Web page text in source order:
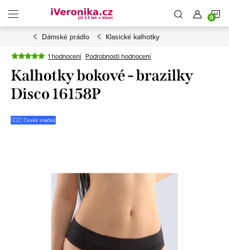
obsah
Dámské prádlo Klasické kalhotky
1 hodnocení Podrobnosti hodnocení
Kalhotky bokové - brazilky
Disco 16158P
🇨🇿 Česká značka